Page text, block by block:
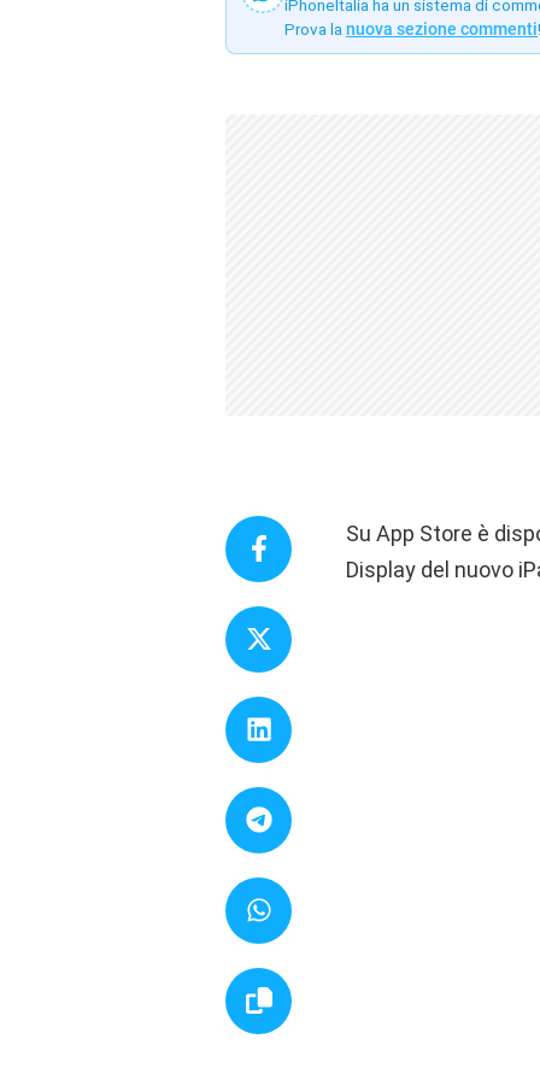
iPhoneItalia ha un sistema di
Prova la nuova sezione commenti!
Su App Store è
Display del nuovo